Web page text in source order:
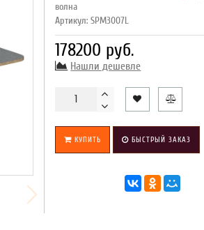
волна
Артикул: SPM3007L
178200 руб.
Нашли дешевле
КУПИТЬ БЫСТРЫЙ ЗАКАЗ